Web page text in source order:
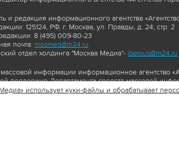
и редакция информационного агентства
125124, РФ, г. Москва, ул. Правды, д. 24, стр. 2
8 (495) 009-80-23
почта: mosmed@m24.ru
отдел холдинга "Москва Медиа"- ibelous@m24.ru
информации информационное агентство
поддержке Департамента средств массовой
www.mskagency.ru содержит материалы,
использует куки-файлы и обрабатывает